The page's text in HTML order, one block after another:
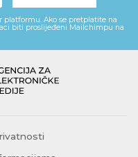
platformu. Ako se pretplatite na
biti proslijeđeni Mailchimpu na